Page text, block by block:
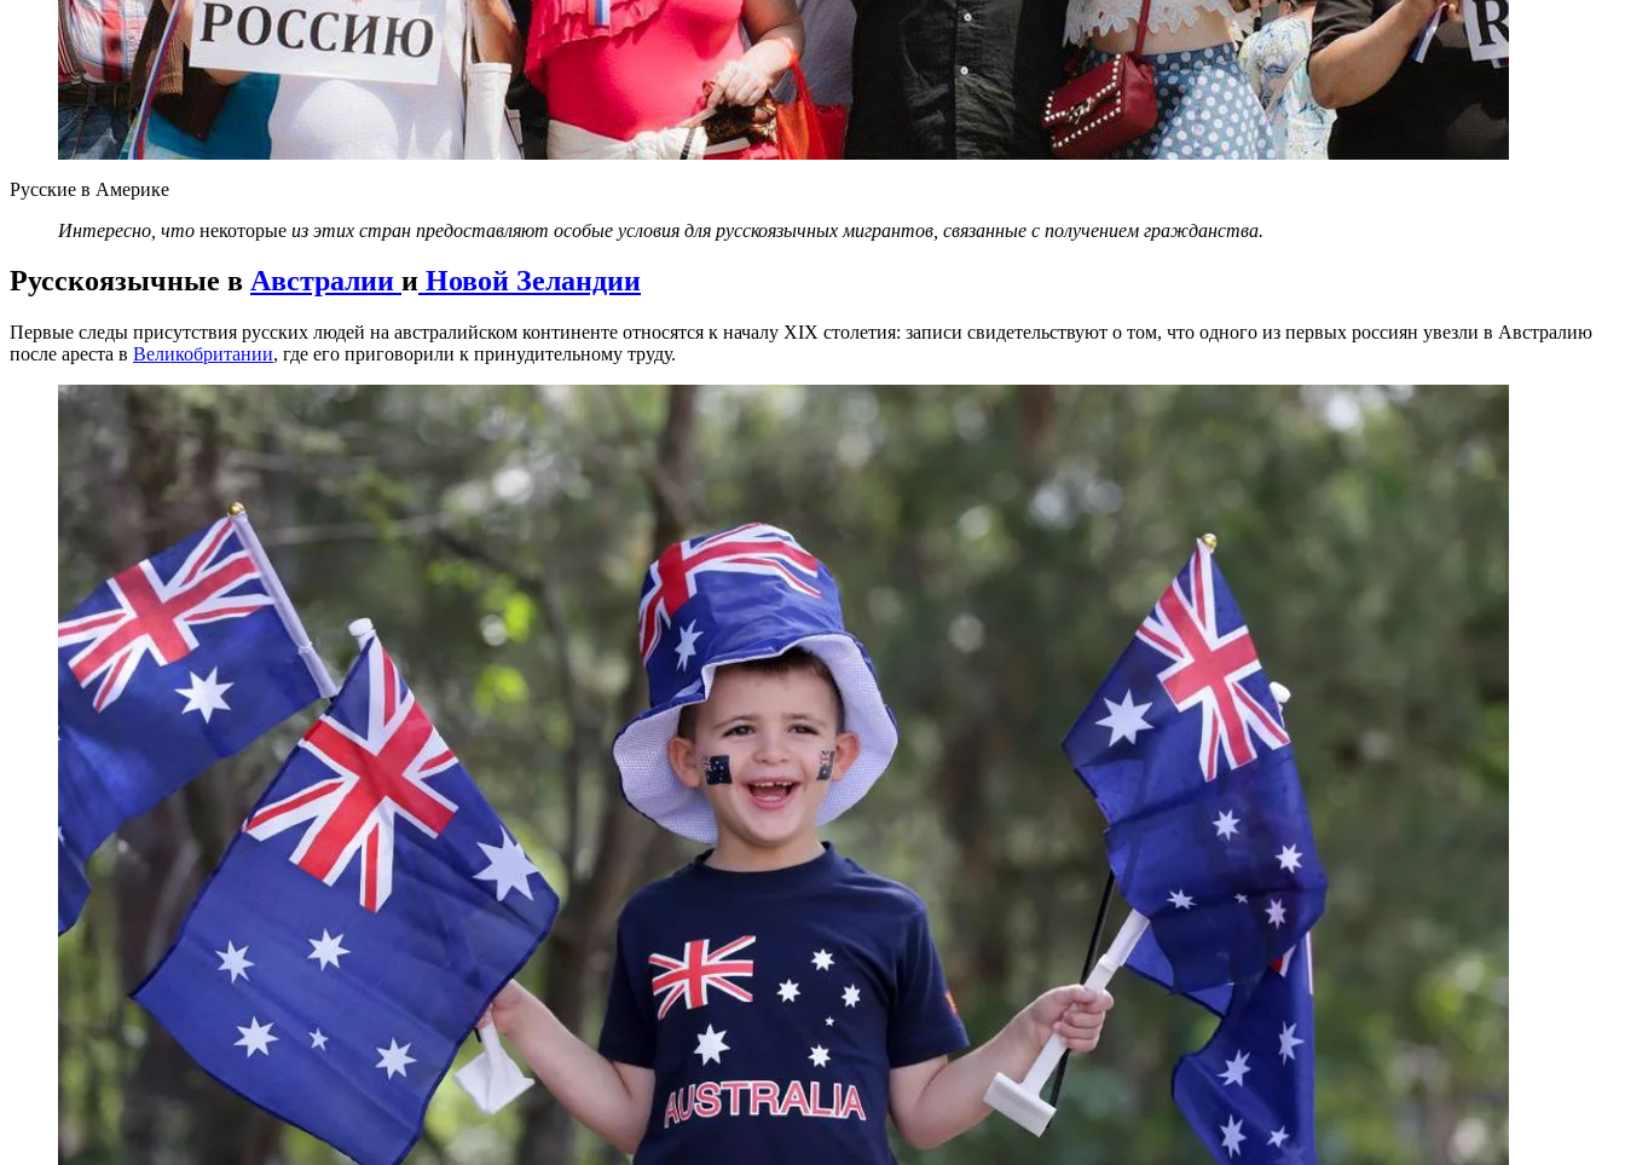
Русские в Америке
Интересно, что некоторые из этих стран предоставляют особые условия для русскоязычных мигрантов, связанные с получением гражданства.
Русскоязычные в Австралии и Новой Зеландии
Первые следы присутствия русских людей на австралийском континенте относятся к началу XIX столетия: записи свидетельствуют о том, что одного из первых россиян увезли в Австралию
после ареста в Великобритании, где его приговорили к принудительному труду.